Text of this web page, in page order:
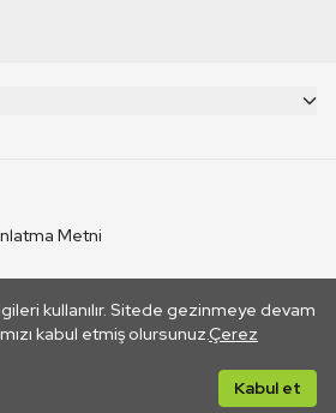
kullanılır. Sitede gezinmeye devam
kabul etmiş olursunuz.Çerez
Kabul et
Metni
TRT. Bağlantı yoluyla gidilen dış